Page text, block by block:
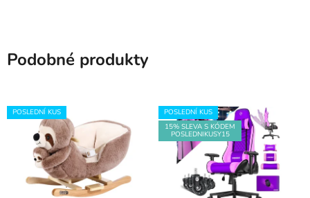
Podobné produkty
POSLEDNÍ KUS
POSLEDNÍ KUS
15% SLEVA S KÓDEM
POSLEDNIKUSY15